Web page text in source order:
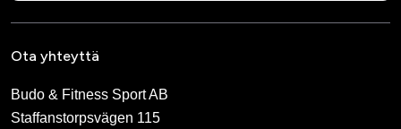
Ota yhteyttä
Budo & Fitness Sport AB
Staffanstorpsvägen 115